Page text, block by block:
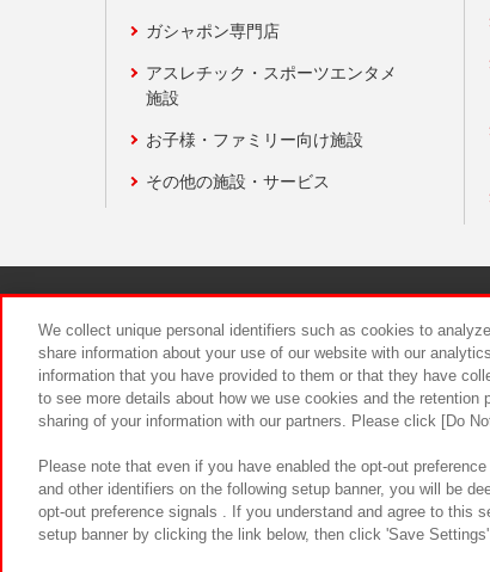
ガシャポン専門店
アスレチック・スポーツエンタメ
施設
お子様・ファミリー向け施設
その他の施設・サービス
食品
We collect unique personal identifiers such as cookies to
share information about your use of our website with our
information that you have provided to them or that they have
to see more details about how we use cookies and the
sharing of your information with our partners. Please click [Do
Please note that even if you have enabled the opt-out
and other identifiers on the following setup banner, you will be
opt-out preference signals . If you understand and agree to this
setup banner by clicking the link below, then click 'Save